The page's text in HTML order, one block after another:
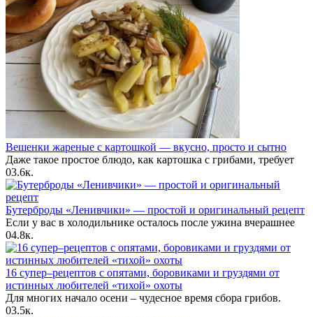
Вешенки жареные с картошкой — вкусно, просто и сытно
Даже такое простое блюдо, как картошка с грибами, требует
03.6к.
Бутерброды «Ленивчики» — простой и оригинальный рецепт
Если у вас в холодильнике осталось после ужина вчерашнее
04.8к.
16 супер–рецептов с опятами, боровиками и груздями от
истинных любителей «тихой» охоты
Для многих начало осени – чудесное время сбора грибов.
03.5к.